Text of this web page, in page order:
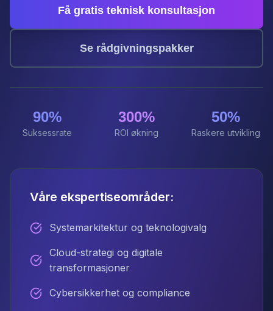
Få gratis teknisk konsultasjon
Se rådgivningspakker
90%
Suksessrate
300%
ROI økning
50%
Raskere utvikling
Våre ekspertiseområder:
Systemarkitektur og teknologivalg
Cloud-strategi og digitale
transformasjoner
Cybersikkerhet og compliance